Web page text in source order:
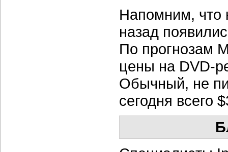
Напомним, что
назад
По прогнозам
цены на DVD-
Обычный, не
сегодня всего